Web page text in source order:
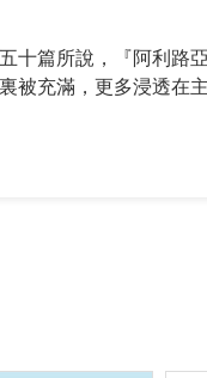
十篇所說，『阿利路
充滿，更多浸透在主